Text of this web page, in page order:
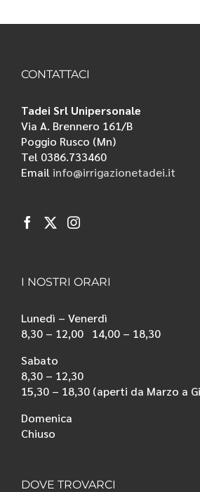
CONTATTACI
Tadei Srl Unipersonale
Via A. Brennero 161/B
Poggio Rusco (Mn)
Tel 0386.733460
Email info@irrigazionetadei.it
I NOSTRI ORARI
Lunedì – Venerdì
8,30 – 12,00 14,00 – 18,30
Sabato
8,30 – 12,30
15,30 – 18,30 (aperti da Marzo a
Domenica
Chiuso
DOVE TROVARCI